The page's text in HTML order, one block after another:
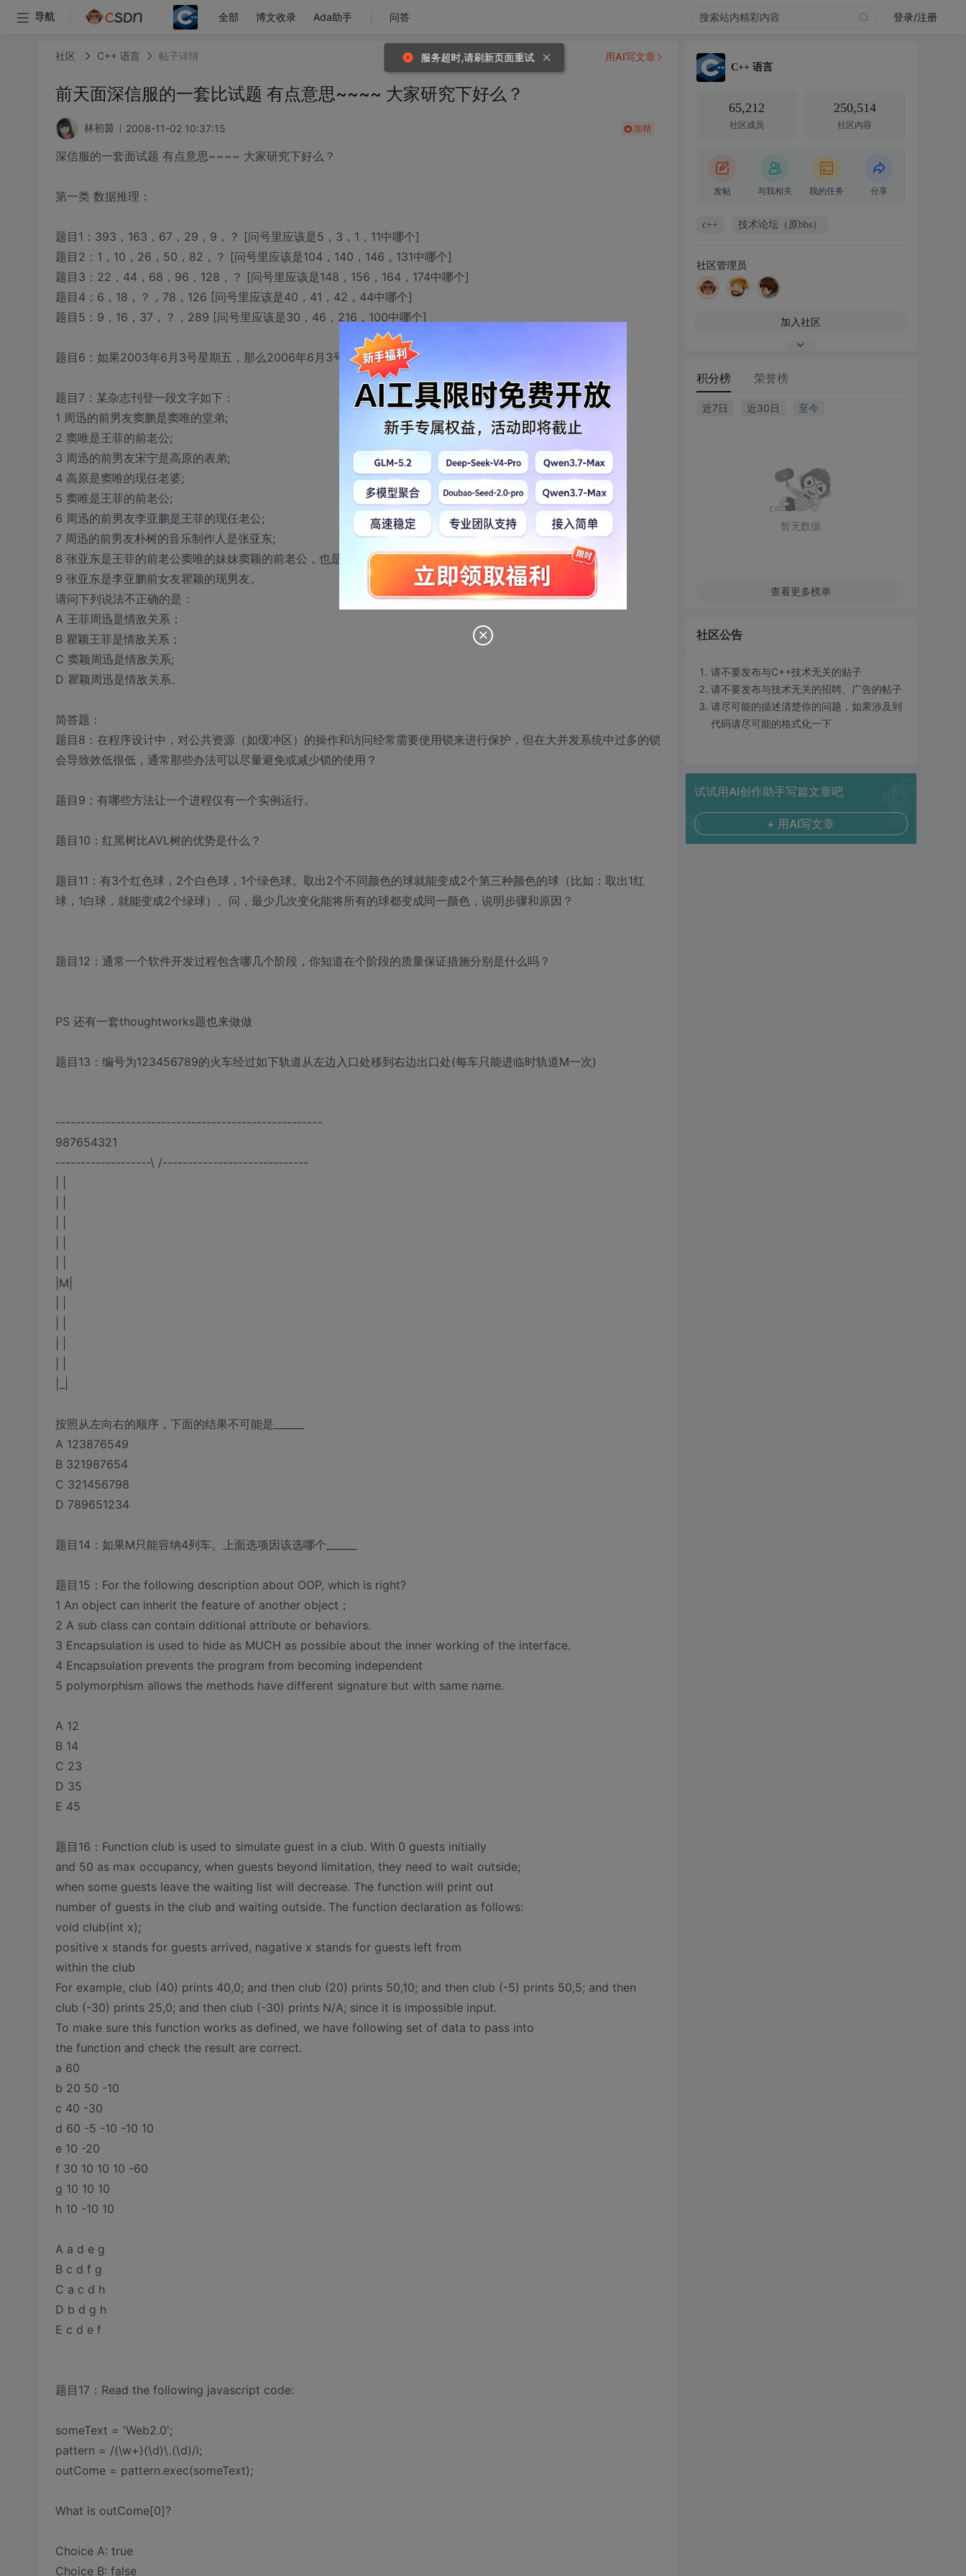
导航 全部 博文收录 Ada助手 问答 登录/注册
社区 C++ 语言 帖子详情
前天面深信服的一套比试题 有点意思~~~~ 大家研究下好么？
林初茵 2008-11-02 10:37:15 加精
深信服的一套面试题 有点意思~~~~ 大家研究下好么？
第一类 数据推理：
题目1：393，163，67，29，9，？ [问号里应该是5，3，1，11中哪个]
题目2：1，10，26，50，82，？ [问号里应该是104，140，146，131中哪个]
题目3：22，44，68，96，128，？ [问号里应该是148，156，164，174中哪个]
题目4：6，18，？，78，126 [问号里应该是40，41，42，44中哪个]
题目5：9，16，37，？，289 [问号里应该是30，46，216，100中哪个]
题目6：如果2003年6月3号星期五，那么2006年6月3号星期几？（给出分析过程）
题目7：某杂志刊登一段文字如下：
1 周迅的前男友窦鹏是窦唯的堂弟;
2 窦唯是王菲的前老公;
3 周迅的前男友宋宁是高原的表弟;
4 高原是窦唯的现任老婆;
5 窦唯是王菲的前老公;
6 周迅的前男友李亚鹏是王菲的现任老公;
7 周迅的前男友朴树的音乐制作人是张亚东;
8 张亚东是王菲的前老公窦唯的妹妹窦颖的前老公，也是王菲的音乐制作人;
9 张亚东是李亚鹏前女友瞿颖的现男友。
请问下列说法不正确的是：
A 王菲周迅是情敌关系；
B 瞿颖王菲是情敌关系；
C 窦颖周迅是情敌关系;
D 瞿颖周迅是情敌关系。
简答题：
题目8：在程序设计中，对公共资源（如缓冲区）的操作和访问经常需要使用锁来进行保护，但在大并发系统中过多的锁
会导致效低很低，通常那些办法可以尽量避免或减少锁的使用？
题目9：有哪些方法让一个进程仅有一个实例运行。
题目10：红黑树比AVL树的优势是什么？
题目11：有3个红色球，2个白色球，1个绿色球。取出2个不同颜色的球就能变成2个第三种颜色的球（比如：取出1红
球，1白球，就能变成2个绿球）。问，最少几次变化能将所有的球都变成同一颜色，说明步骤和原因？
题目12：通常一个软件开发过程包含哪几个阶段，你知道在个阶段的质量保证措施分别是什么吗？
PS 还有一套thoughtworks题也来做做
题目13：编号为123456789的火车经过如下轨道从左边入口处移到右边出口处(每车只能进临时轨道M一次)
-----------------------------------------------------
987654321
-------------------\ /-----------------------------
|M|
按照从左向右的顺序，下面的结果不可能是______
A 123876549
B 321987654
C 321456798
D 789651234
题目14：如果M只能容纳4列车。上面选项因该选哪个______
题目15：For the following description about OOP, which is right?
1 An object can inherit the feature of another object；
2 A sub class can contain dditional attribute or behaviors.
3 Encapsulation is used to hide as MUCH as possible about the inner working of the interface.
4 Encapsulation prevents the program from becoming independent
5 polymorphism allows the methods have different signature but with same name.
A 12
B 14
C 23
D 35
E 45
题目16：Function club is used to simulate guest in a club. With 0 guests initially
and 50 as max occupancy, when guests beyond limitation, they need to wait outside;
when some guests leave the waiting list will decrease. The function will print out
number of guests in the club and waiting outside. The function declaration as follows:
void club(int x);
positive x stands for guests arrived, nagative x stands for guests left from
within the club
For example, club (40) prints 40,0; and then club (20) prints 50,10; and then club (-5) prints 50,5; and then
club (-30) prints 25,0; and then club (-30) prints N/A; since it is impossible input.
To make sure this function works as defined, we have following set of data to pass into
the function and check the result are correct.
a 60
b 20 50 -10
c 40 -30
d 60 -5 -10 -10 10
e 10 -20
f 30 10 10 10 -60
g 10 10 10
h 10 -10 10
A a d e g
B c d f g
C a c d h
D b d g h
E c d e f
题目17：Read the following javascript code:
someText = 'Web2.0';
pattern = /(\w+)(\d)\.(\d)/i;
outCome = pattern.exec(someText);
What is outCome[0]?
Choice A: true
Choice B: false
用AI写文章
C++ 语言
65,212
社区成员
250,514
社区内容
发帖 与我相关 我的任务 分享
c++ 技术论坛（原bbs）
社区管理员
加入社区
积分榜 荣誉榜
近7日 近30日 至今
暂无数据
查看更多榜单
社区公告
请不要发布与C++技术无关的贴子
请不要发布与技术无关的招聘、广告的帖子
请尽可能的描述清楚你的问题，如果涉及到
代码请尽可能的格式化一下
试试用AI创作助手写篇文章吧
+ 用AI写文章
服务超时,请刷新页面重试